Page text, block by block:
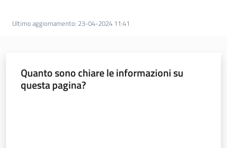
Ultimo aggiornamento: 23-04-2024 11:41
Quanto sono chiare le informazioni su
questa pagina?